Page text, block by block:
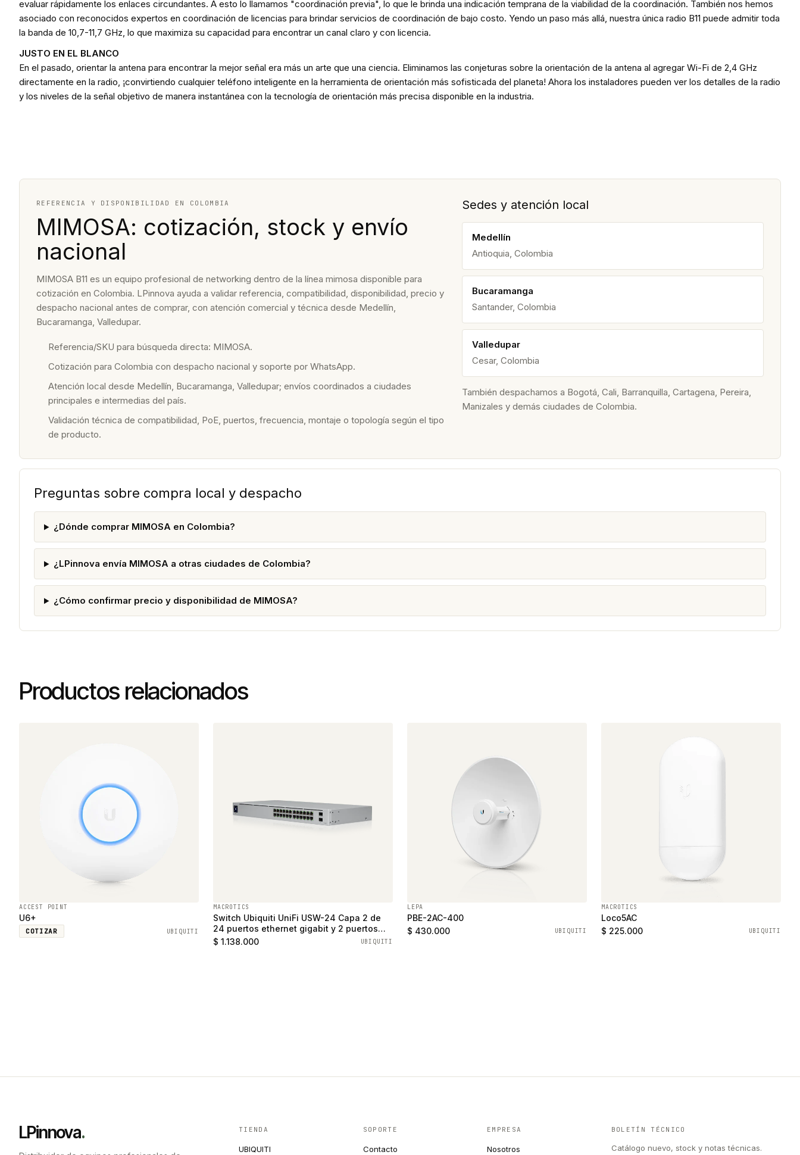
evaluar rápidamente los enlaces circundantes. A esto lo llamamos "coordinación previa", lo que le brinda una indicación temprana de la viabilidad de la coordinación. También nos hemos
asociado con reconocidos expertos en coordinación de licencias para brindar servicios de coordinación de bajo costo. Yendo un paso más allá, nuestra única radio B11 puede admitir toda
la banda de 10,7-11,7 GHz, lo que maximiza su capacidad para encontrar un canal claro y con licencia.
JUSTO EN EL BLANCO
En el pasado, orientar la antena para encontrar la mejor señal era más un arte que una ciencia. Eliminamos las conjeturas sobre la orientación de la antena al agregar Wi-Fi de 2,4 GHz
directamente en la radio, ¡convirtiendo cualquier teléfono inteligente en la herramienta de orientación más sofisticada del planeta! Ahora los instaladores pueden ver los detalles de la radio
y los niveles de la señal objetivo de manera instantánea con la tecnología de orientación más precisa disponible en la industria.
REFERENCIA Y DISPONIBILIDAD EN COLOMBIA
MIMOSA: cotización, stock y envío
nacional
MIMOSA B11 es un equipo profesional de networking dentro de la línea mimosa disponible para
cotización en Colombia. LPinnova ayuda a validar referencia, compatibilidad, disponibilidad, precio y
despacho nacional antes de comprar, con atención comercial y técnica desde Medellín,
Bucaramanga, Valledupar.
Referencia/SKU para búsqueda directa: MIMOSA.
Cotización para Colombia con despacho nacional y soporte por WhatsApp.
Atención local desde Medellín, Bucaramanga, Valledupar; envíos coordinados a ciudades
principales e intermedias del país.
Validación técnica de compatibilidad, PoE, puertos, frecuencia, montaje o topología según el tipo
de producto.
Sedes y atención local
Medellín
Antioquia, Colombia
Bucaramanga
Santander, Colombia
Valledupar
Cesar, Colombia
También despachamos a Bogotá, Cali, Barranquilla, Cartagena, Pereira,
Manizales y demás ciudades de Colombia.
Preguntas sobre compra local y despacho
¿Dónde comprar MIMOSA en Colombia?
¿LPinnova envía MIMOSA a otras ciudades de Colombia?
¿Cómo confirmar precio y disponibilidad de MIMOSA?
Productos relacionados
ACCEST POINT
U6+
COTIZAR UBIQUITI
MACROTICS
Switch Ubiquiti UniFi USW-24 Capa 2 de
24 puertos ethernet gigabit y 2 puertos
SFP
$ 1.138.000 UBIQUITI
LEPA
PBE-2AC-400
$ 430.000
UBIQUITI
MACROTICS
Loco5AC
$ 225.000
UBIQUITI
LPinnova. TIENDA
UBIQUITI
SOPORTE
Contacto
EMPRESA
Nosotros
BOLETÍN TÉCNICO
Catálogo nuevo, stock y notas técnicas.